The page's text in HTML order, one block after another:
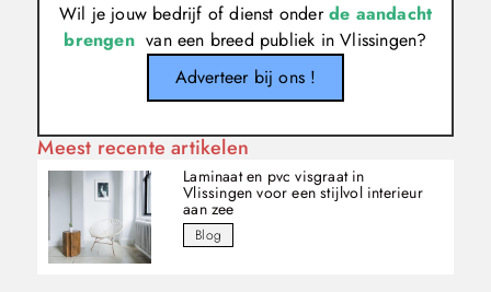
Wil je jouw bedrijf of dienst onderde aandacht
brengenvan een breed publiek in Vlissingen?
Adverteer bij ons !
Meest recente artikelen
Laminaat en pvc visgraat in
Vlissingen voor een stijlvol interieur
aan zee
Blog